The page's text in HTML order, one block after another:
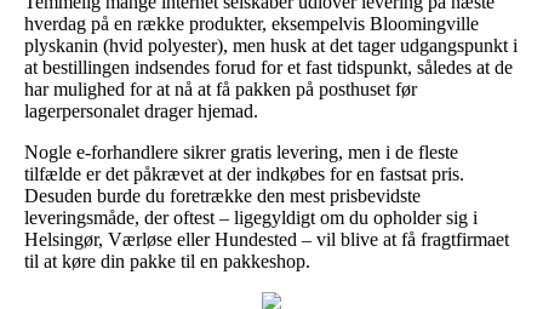
hverdag på en række produkter, eksempelvis Bloomingville
plyskanin (hvid polyester), men husk at det tager udgangspunkt i
at bestillingen indsendes forud for et fast tidspunkt, således at de
har mulighed for at nå at få pakken på posthuset før
lagerpersonalet drager hjemad.
Nogle e-forhandlere sikrer gratis levering, men i de fleste
tilfælde er det påkrævet at der indkøbes for en fastsat pris.
Desuden burde du foretrække den mest prisbevidste
leveringsmåde, der oftest – ligegyldigt om du opholder sig i
Helsingør, Værløse eller Hundested – vil blive at få fragtfirmaet
til at køre din pakke til en pakkeshop.